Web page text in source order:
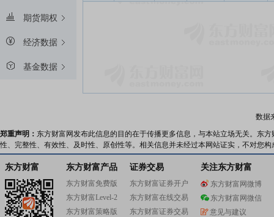
期货期权
经济数据
基金数据
数据
郑重声明： 东方财富网发布此信息的目的在于传播更多信息，与本站立场无关。东
性、完整性、有效性、及时性、原创性等。相关信息并未经过本网站证实，不对您
东方财富 东方财富产品
东方财富免费版
东方财富Level-2
东方财富策略版
证券交易
东方财富证券开户
东方财富在线交易
东方财富证券交易
关注东方财富
东方财富网微博
东方财富网微信
意见与建议